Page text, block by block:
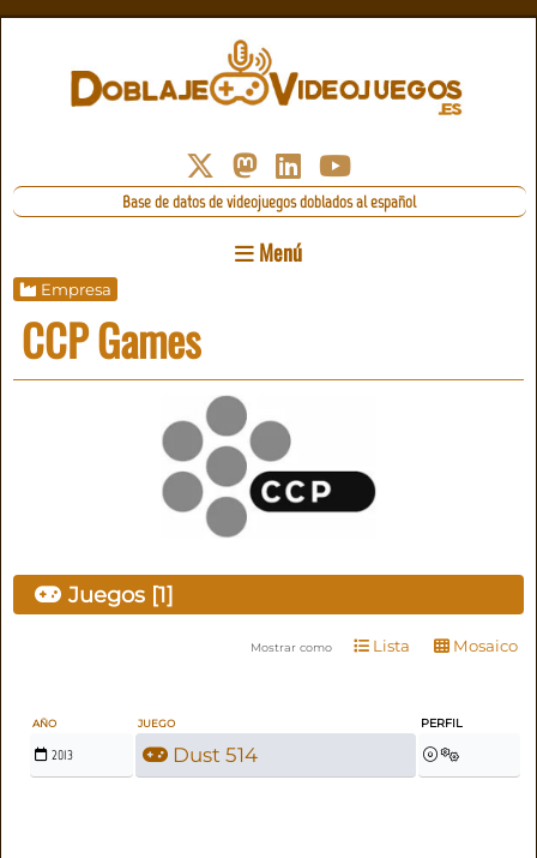
Base de datos de videojuegos doblados al español
Menú
Empresa
CCP Games
Juegos [1]
Mostrar como Lista Mosaico
AÑO JUEGO PERFIL
2013 Dust 514